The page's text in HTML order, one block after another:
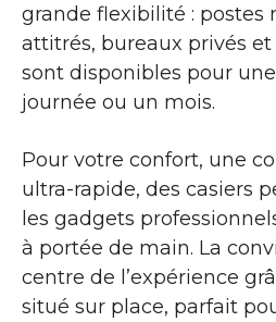
grande flexibilité : postes
attitrés, bureaux privés
sont disponibles pour
journée ou un mois.
Pour votre confort, une
ultra-rapide, des casiers
les gadgets
à portée de main. La
centre de l’expérience
situé sur place, parfait